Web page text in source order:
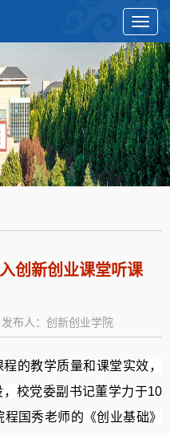
Toggle
创新创业课堂听课
发布人：创新创业学院
的教学质量和课堂实效，
校党委副书记董学力于10
国秀老师的《创业基础》